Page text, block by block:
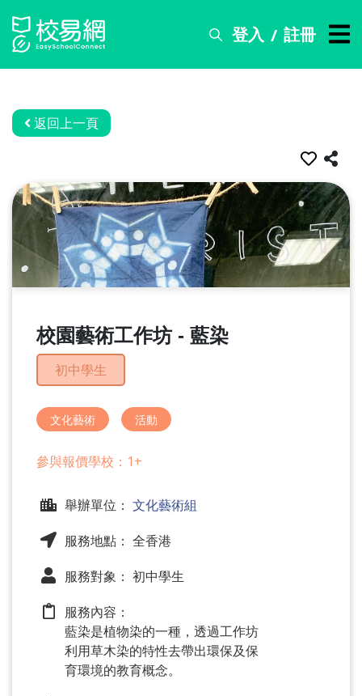
登入 / 註冊
搜
務
資
訊
關
於
我
返回上一頁
校園藝術工作坊 - 藍染
初中學生
文化藝術 活動
參與報價學校：1+
舉辦單位： 文化藝術組
服務地點： 全香港
服務對象： 初中學生
服務內容：
藍染是植物染的一種，透過工作坊
利用草木染的特性去帶出環保及保
育環境的教育概念。